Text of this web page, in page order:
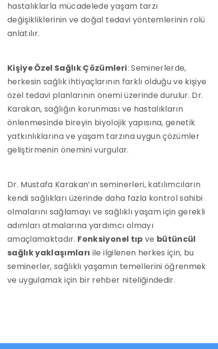
hastalıklarla mücadelede yaşam tarzı
değişikliklerinin ve doğal tedavi yöntemlerinin rolü
anlatılır.
Kişiye Özel Sağlık Çözümleri: Seminerlerde,
herkesin sağlık ihtiyaçlarının farklı olduğu ve kişiye
özel tedavi planlarının önemi üzerinde durulur. Dr.
Karakan, sağlığın korunması ve hastalıkların
önlenmesinde bireyin biyolojik yapısına, genetik
yatkınlıklarına ve yaşam tarzına uygun çözümler
geliştirmenin önemini vurgular.
Dr. Mustafa Karakan’ın seminerleri, katılımcıların
kendi sağlıkları üzerinde daha fazla kontrol sahibi
olmalarını sağlamayı ve sağlıklı yaşam için gerekli
adımları atmalarına yardımcı olmayı
amaçlamaktadır. Fonksiyonel tıp ve bütüncül
sağlık yaklaşımları ile ilgilenen herkes için, bu
seminerler, sağlıklı yaşamın temellerini öğrenmek
ve uygulamak için bir rehber niteliğindedir.